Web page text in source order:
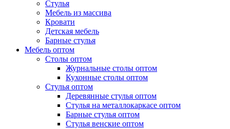
Стулья
Мебель из массива
Кровати
Детская мебель
Барные стулья
Мебель оптом
Столы оптом
Журнальные столы оптом
Кухонные столы оптом
Стулья оптом
Деревянные стулья оптом
Стулья на металлокаркасе оптом
Барные стулья оптом
Стулья венские оптом